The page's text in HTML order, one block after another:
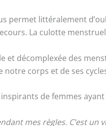
permet littéralement
La culotte
et décomplexée des
corps et de ses
de femmes
mes règles. C’est un